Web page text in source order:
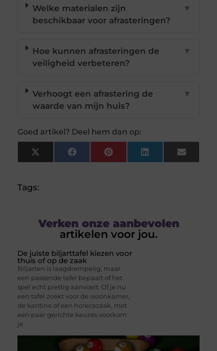
Welke materialen zijn
beschikbaar voor afrasteringen?
▼
Hoe kunnen afrasteringen de
veiligheid verbeteren?
▼
Verhoogt een afrastering de
waarde van mijn huis?
▼
Goed artikel? Deel hem dan op:
X
(Twitter)
FacebookPinterestLinkedInEmail
Tags:
Verken onze aanbevolen
artikelen voor jou.
De juiste biljarttafel kiezen voor
thuis of op de zaak
Biljarten is laagdrempelig, maar
een passende tafel bepaalt of het
spel echt prettig aanvoelt. Of je nu
een tafel zoekt voor de woonkamer,
de kantine of een horecazaak, met
een paar gerichte keuzes voorkom
je